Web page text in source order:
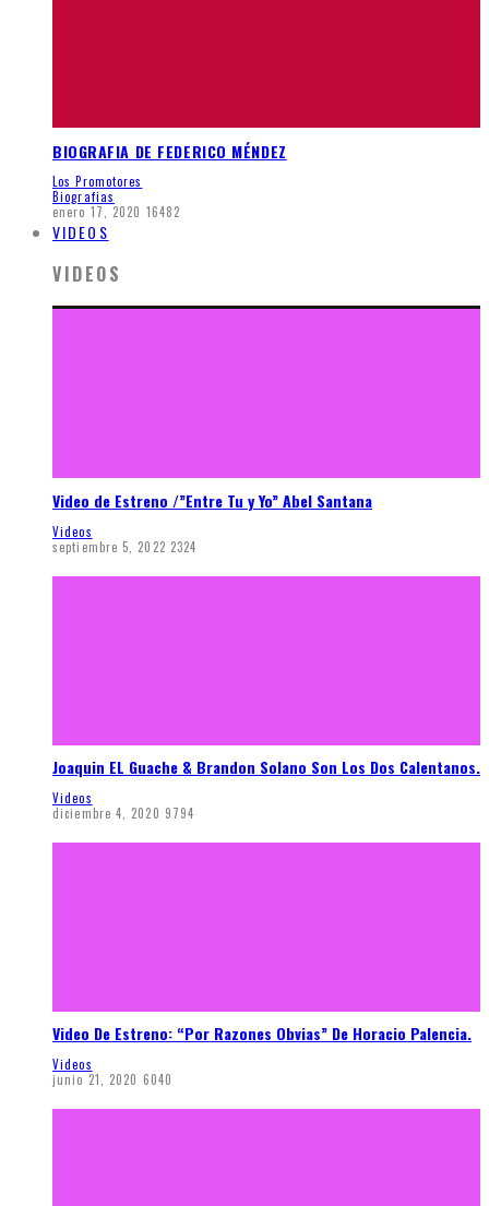
BIOGRAFIA DE FEDERICO MÉNDEZ
Los Promotores
Biografias
enero 17, 2020 16482
VIDEOS
VIDEOS
Video de Estreno /”Entre Tu y Yo” Abel Santana
Videos
septiembre 5, 2022 2324
Joaquin EL Guache & Brandon Solano Son Los Dos Calentanos.
Videos
diciembre 4, 2020 9794
Video De Estreno: “Por Razones Obvias” De Horacio Palencia.
Videos
junio 21, 2020 6040